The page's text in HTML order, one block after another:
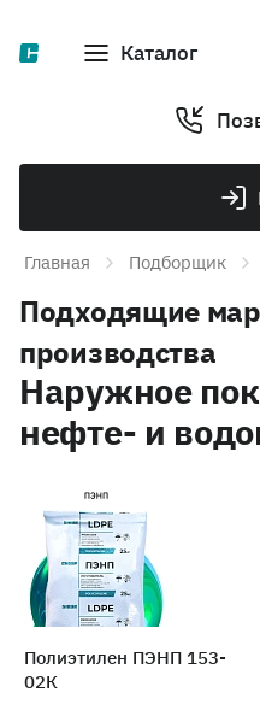
Каталог
Главная Подборщик
Подходящие
производства
Наружное
нефте- и
Полиэтилен ПЭНП 153-
02К